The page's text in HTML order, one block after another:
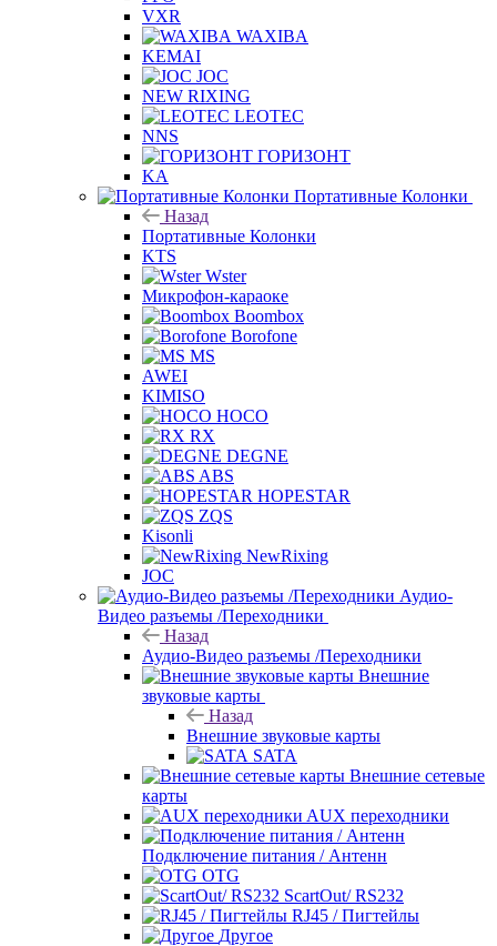
VXR
WAXIBA
KEMAI
JOC
NEW RIXING
LEOTEC
NNS
ГОРИЗОНТ
KA
Портативные Колонки
Назад
Портативные Колонки
KTS
Wster
Микрофон-караоке
Boombox
Borofone
MS
AWEI
KIMISO
HOCO
RX
DEGNE
ABS
HOPESTAR
ZQS
Kisonli
NewRixing
JOC
Аудио-
Видео разъемы /Переходники
Назад
Аудио-Видео разъемы /Переходники
Внешние
звуковые карты
Назад
Внешние звуковые карты
SATA
Внешние сетевые
карты
AUX переходники
Подключение питания / Антенн
OTG
ScartOut/ RS232
RJ45 / Пигтейлы
Другое